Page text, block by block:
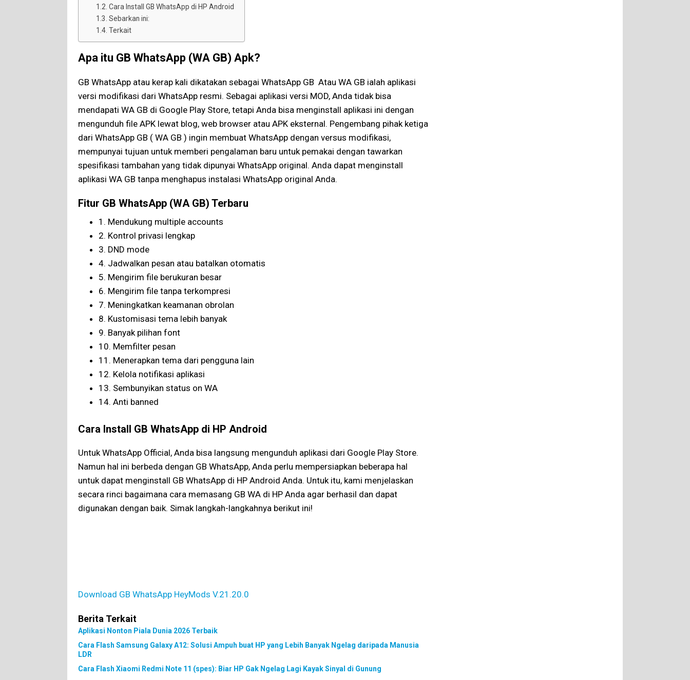
Cara Install GB WhatsApp di HP Android
Sebarkan ini:
Terkait
Apa itu GB WhatsApp (WA GB) Apk?
GB WhatsApp atau kerap kali dikatakan sebagai WhatsApp GB Atau WA GB ialah aplikasi
versi modifikasi dari WhatsApp resmi. Sebagai aplikasi versi MOD, Anda tidak bisa
mendapati WA GB di Google Play Store, tetapi Anda bisa menginstall aplikasi ini dengan
mengunduh file APK lewat blog, web browser atau APK eksternal. Pengembang pihak ketiga
dari WhatsApp GB ( WA GB ) ingin membuat WhatsApp dengan versus modifikasi,
mempunyai tujuan untuk memberi pengalaman baru untuk pemakai dengan tawarkan
spesifikasi tambahan yang tidak dipunyai WhatsApp original. Anda dapat menginstall
aplikasi WA GB tanpa menghapus instalasi WhatsApp original Anda.
Fitur GB WhatsApp (WA GB) Terbaru
1. Mendukung multiple accounts
2. Kontrol privasi lengkap
3. DND mode
4. Jadwalkan pesan atau batalkan otomatis
5. Mengirim file berukuran besar
6. Mengirim file tanpa terkompresi
7. Meningkatkan keamanan obrolan
8. Kustomisasi tema lebih banyak
9. Banyak pilihan font
10. Memfilter pesan
11. Menerapkan tema dari pengguna lain
12. Kelola notifikasi aplikasi
13. Sembunyikan status on WA
14. Anti banned
Cara Install GB WhatsApp di HP Android
Untuk WhatsApp Official, Anda bisa langsung mengunduh aplikasi dari Google Play Store.
Namun hal ini berbeda dengan GB WhatsApp, Anda perlu mempersiapkan beberapa hal
untuk dapat menginstall GB WhatsApp di HP Android Anda. Untuk itu, kami menjelaskan
secara rinci bagaimana cara memasang GB WA di HP Anda agar berhasil dan dapat
digunakan dengan baik. Simak langkah-langkahnya berikut ini!
Download GB WhatsApp HeyMods V.21.20.0
Berita Terkait
Aplikasi Nonton Piala Dunia 2026 Terbaik
Cara Flash Samsung Galaxy A12: Solusi Ampuh buat HP yang Lebih Banyak Ngelag daripada Manusia
LDR
Cara Flash Xiaomi Redmi Note 11 (spes): Biar HP Gak Ngelag Lagi Kayak Sinyal di Gunung